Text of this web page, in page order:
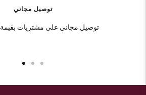
توصيل مجاني
توصيل مجاني على مشتريات بقيمة 38.00دينار